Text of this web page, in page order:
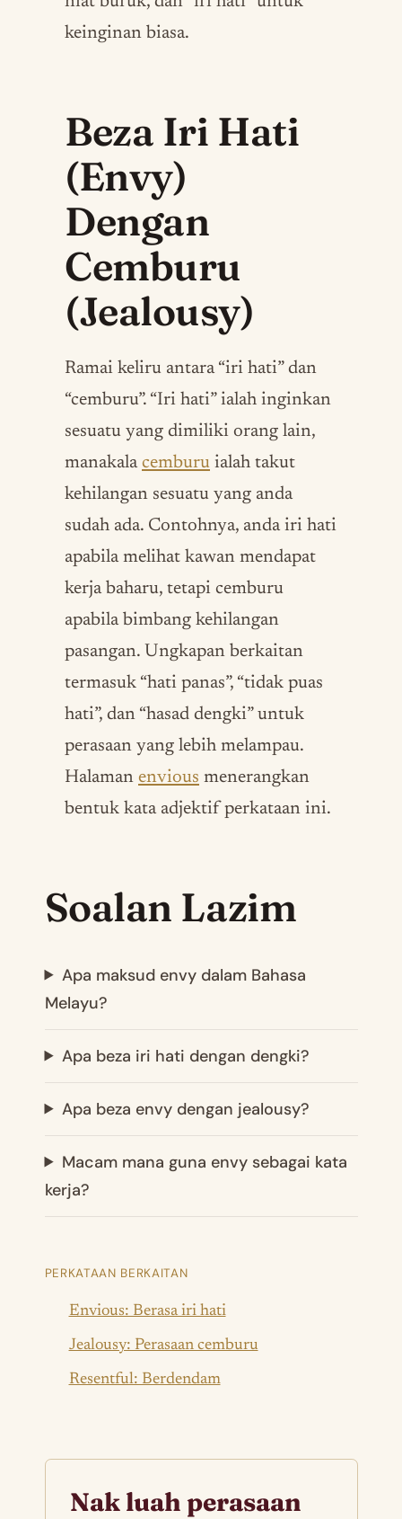
keinginan biasa.
Beza Iri Hati
(Envy)
Dengan
Cemburu
(Jealousy)
Ramai keliru antara “iri hati” dan
“cemburu”. “Iri hati” ialah inginkan
sesuatu yang dimiliki orang lain,
manakala cemburu ialah takut
kehilangan sesuatu yang anda
sudah ada. Contohnya, anda iri hati
apabila melihat kawan mendapat
kerja baharu, tetapi cemburu
apabila bimbang kehilangan
pasangan. Ungkapan berkaitan
termasuk “hati panas”, “tidak puas
hati”, dan “hasad dengki” untuk
perasaan yang lebih melampau.
Halaman envious menerangkan
bentuk kata adjektif perkataan ini.
Soalan Lazim
Apa maksud envy dalam Bahasa
Melayu?
Apa beza iri hati dengan dengki?
Apa beza envy dengan jealousy?
Macam mana guna envy sebagai kata
kerja?
PERKATAAN BERKAITAN
Envious: Berasa iri hati
Jealousy: Perasaan cemburu
Resentful: Berdendam
Nak luah perasaan